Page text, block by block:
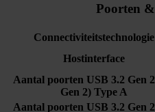
Poorten
Connectiviteitstechnologie
Hostinterface
Aantal poorten USB 3.2 Gen
Gen 2) Type A
Aantal poorten USB 3.2 Gen